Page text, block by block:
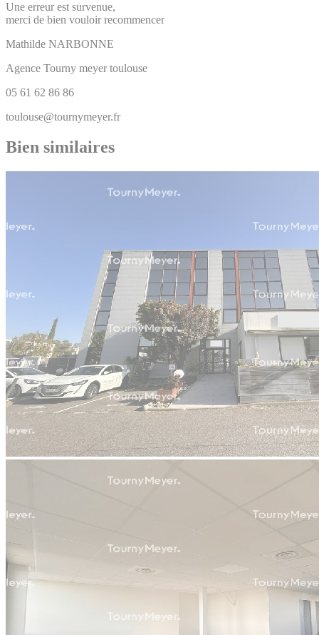
Une erreur est survenue,
merci de bien vouloir recommencer
Mathilde NARBONNE
Agence Tourny meyer toulouse
05 61 62 86 86
toulouse@tournymeyer.fr
Bien similaires